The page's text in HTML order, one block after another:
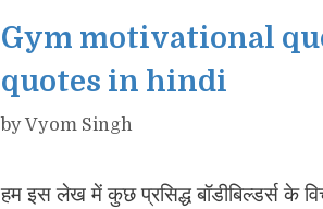
Gym motivational
quotes in hindi
byVyom Singh
हम इस लेख में कुछ प्रसिद्ध